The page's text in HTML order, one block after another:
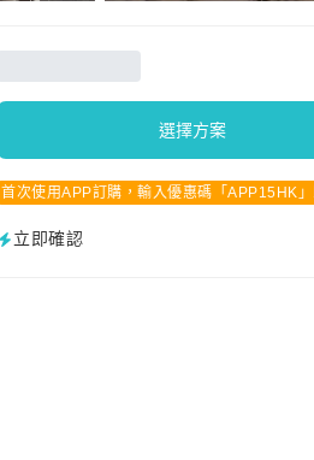
選擇方案
首次使用APP訂購，輸入優惠碼「APP15HK
立即確認